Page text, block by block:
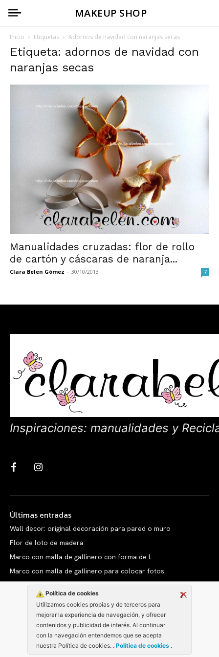
Política de cookies
Utilizamos cookies propias y de terceros para
mejorar la experiencia de navegación, y ofrecer
contenidos y publicidad de interés. Al continuar
con la navegación entendemos que se acepta
nuestra Política de cookies. . Política de cookies .
MAKEUP SHOP
Inicio Etiquetas Adornos de navidad con naranjas secas
Etiqueta: adornos de navidad con
naranjas secas
Manualidades cruzadas: flor de rollo
de cartón y cáscaras de naranja...
Clara Belen Gómez - 30/10/2013 7
Inspiraciones: manualidades y
Últimas entradas
Wall decor: original decoración para pared o muro
Flor de loto de madera
Marco con malla de gallinero con forma de L
Marco con malla de gallinero para colocar fotos
Copyright © clarabelen.com